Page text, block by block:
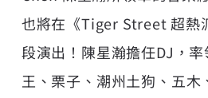
也將在《Tiger Street 超熱
段演出！陳星瀚擔任DJ，
王、栗子、潮州土狗、五